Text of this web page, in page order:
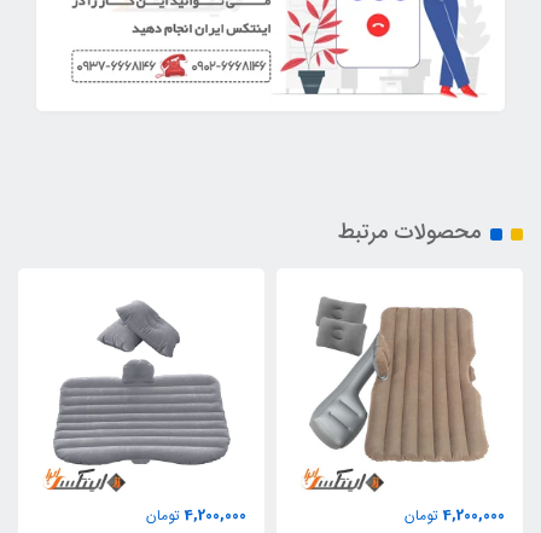
محصولات مرتبط
4,200,000 تومان
4,200,000 تومان